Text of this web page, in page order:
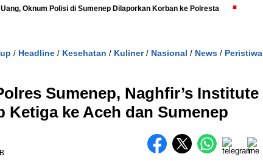
Polisi di Sumenep Dilaporkan Korban ke Polresta
/ Headline / Kesehatan / Kuliner/ Nasional / News / Peristiwa
Sumenep, Naghfir’s Institute
Ketiga ke Aceh dan Sumenep